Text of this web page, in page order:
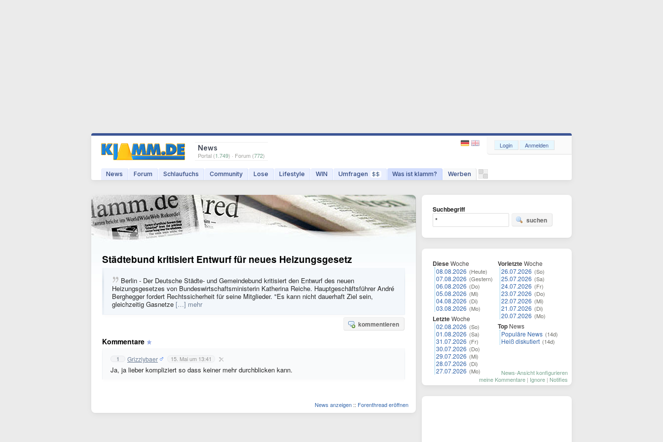
News
Portal (1.749) · Forum (772)
News Forum Schlaufuchs Community Lose Lifestyle WIN Umfragen $$ Was ist klamm? Werben
Login Anmelden
Städtebund kritisiert Entwurf für neues Heizungsgesetz
Berlin - Der Deutsche Städte- und Gemeindebund kritisiert den Entwurf des neuen
Heizungsgesetzes von Bundeswirtschaftsministerin Katherina Reiche. Hauptgeschäftsführer André
Berghegger fordert Rechtssicherheit für seine Mitglieder. "Es kann nicht dauerhaft Ziel sein,
gleichzeitig Gasnetze […] mehr
kommentieren
Kommentare
1 Grizzlybaer 15. Mai um 13:41
Ja, ja lieber kompliziert so dass keiner mehr durchblicken kann.
News anzeigen :: Forenthread eröffnen
Suchbegriff
suchen
DieseWoche
08.08.2026 (Heute)
07.08.2026 (Gestern)
06.08.2026 (Do)
05.08.2026 (Mi)
04.08.2026 (Di)
03.08.2026 (Mo)
LetzteWoche
02.08.2026 (So)
01.08.2026 (Sa)
31.07.2026 (Fr)
30.07.2026 (Do)
29.07.2026 (Mi)
28.07.2026 (Di)
27.07.2026 (Mo)
VorletzteWoche
26.07.2026 (So)
25.07.2026 (Sa)
24.07.2026 (Fr)
23.07.2026 (Do)
22.07.2026 (Mi)
21.07.2026 (Di)
20.07.2026 (Mo)
Top News
Populäre News (14d)
Heiß diskutiert (14d)
News-Ansicht konfigurieren
meine Kommentare | Ignore | Notifies